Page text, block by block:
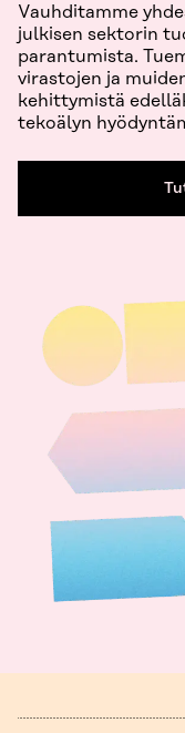
Vauhditamme
julkisen sektorin
parantumista.
virastojen ja
kehittymistä
tekoälyn